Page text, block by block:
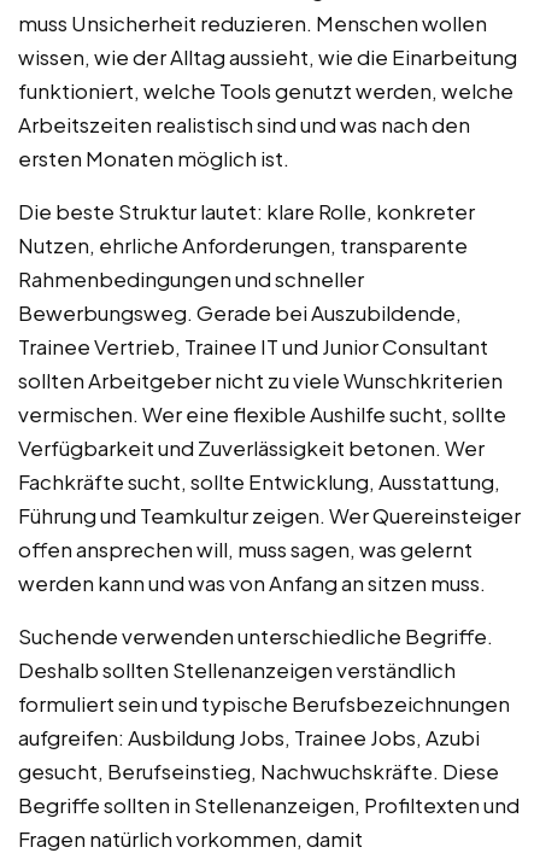
muss Unsicherheit reduzieren. Menschen wollen
wissen, wie der Alltag aussieht, wie die Einarbeitung
funktioniert, welche Tools genutzt werden, welche
Arbeitszeiten realistisch sind und was nach den
ersten Monaten möglich ist.
Die beste Struktur lautet: klare Rolle, konkreter
Nutzen, ehrliche Anforderungen, transparente
Rahmenbedingungen und schneller
Bewerbungsweg. Gerade bei Auszubildende,
Trainee Vertrieb, Trainee IT und Junior Consultant
sollten Arbeitgeber nicht zu viele Wunschkriterien
vermischen. Wer eine flexible Aushilfe sucht, sollte
Verfügbarkeit und Zuverlässigkeit betonen. Wer
Fachkräfte sucht, sollte Entwicklung, Ausstattung,
Führung und Teamkultur zeigen. Wer Quereinsteiger
offen ansprechen will, muss sagen, was gelernt
werden kann und was von Anfang an sitzen muss.
Suchende verwenden unterschiedliche Begriffe.
Deshalb sollten Stellenanzeigen verständlich
formuliert sein und typische Berufsbezeichnungen
aufgreifen: Ausbildung Jobs, Trainee Jobs, Azubi
gesucht, Berufseinstieg, Nachwuchskräfte. Diese
Begriffe sollten in Stellenanzeigen, Profiltexten und
Fragen natürlich vorkommen, damit